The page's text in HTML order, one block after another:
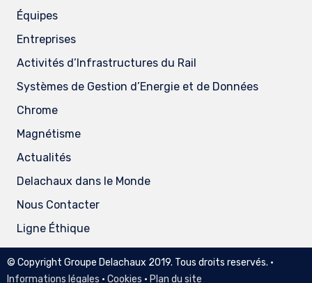
Équipes
Entreprises
Activités d’Infrastructures du Rail
Systèmes de Gestion d’Energie et de Données
Chrome
Magnétisme
Actualités
Delachaux dans le Monde
Nous Contacter
Ligne Éthique
© Copyright Groupe Delachaux 2019. Tous droits reservés. •
Informations légales • Cookies • Plan du site